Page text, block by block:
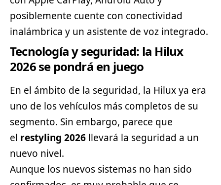
posiblemente cuente con conectividad
inalámbrica y un asistente de voz integrado.
Tecnología y seguridad: la Hilux
2026 se pondrá en juego
En el ámbito de la seguridad, la Hilux ya era
uno de los vehículos más completos de su
segmento. Sin embargo, parece que
el restyling 2026 llevará la seguridad a un
nuevo nivel.
Aunque los nuevos sistemas no han sido